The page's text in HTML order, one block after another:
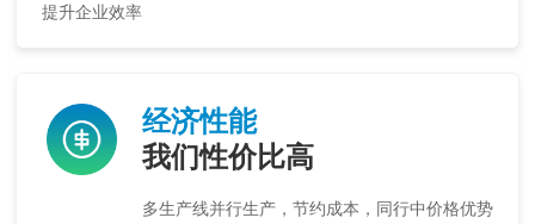
提升企业效率
经济性能
我们性价比高
多生产线并行生产，节约成本，同行中价格优势